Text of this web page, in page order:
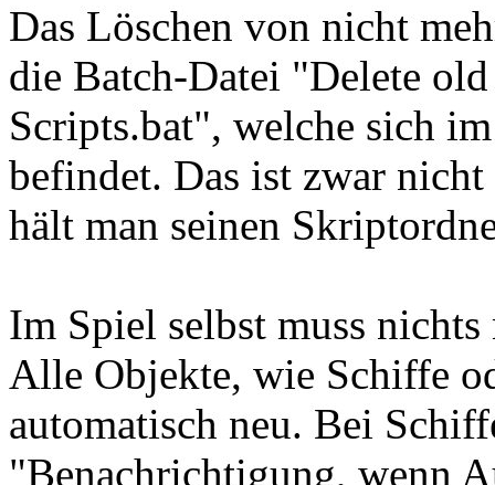
Das Löschen von nicht
die Batch-Datei "Delete
Scripts.bat", welche sich
befindet. Das ist zwar
hält man seinen
Im Spiel selbst muss
Alle Objekte, wie Schiffe
automatisch neu. Bei
"Benachrichtigung, wenn